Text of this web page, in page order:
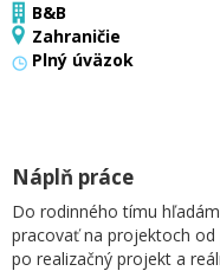
B&B
Zahraničie
Plný úväzok
Náplň práce
Do rodinného tímu
pracovať na projektoch
po realizačný projekt a